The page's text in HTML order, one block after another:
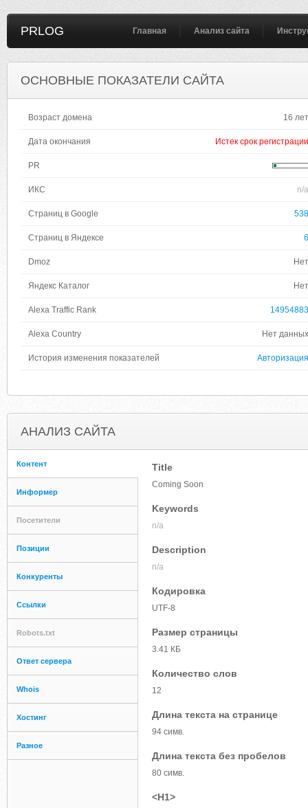
PRLOG Главная Анализ сайта
ОСНОВНЫЕ ПОКАЗАТЕЛИ САЙТА
Возраст домена 16 лет
Дата окончания Истек срок регистрации
PR
ИКС n/a
Страниц в Google 538
Страниц в Яндексе 6
Dmoz Нет
Яндекс Каталог Нет
Alexa Traffic Rank 14954883
Alexa Country Нет данных
История изменения показателей Авторизация
АНАЛИЗ САЙТА
Контент
Информер
Посетители
Позиции
Конкуренты
Ссылки
Robots.txt
Ответ сервера
Whois
Хостинг
Разное
Title
Coming Soon
Keywords
n/a
Description
n/a
Кодировка
UTF-8
Размер страницы
3.41 КБ
Количество слов
12
Длина текста на странице
94 симв.
Длина текста без пробелов
80 симв.
<H1>